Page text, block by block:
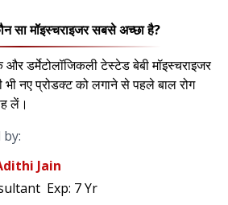
सा मॉइस्चराइजर सबसे अच्छा है?
और डर्मेटोलॉजिकली टेस्टेड बेबी मॉइस्चराइजर
नए प्रोडक्ट को लगाने से पहले बाल रोग
लें।
Jain
Exp: 7 Yr